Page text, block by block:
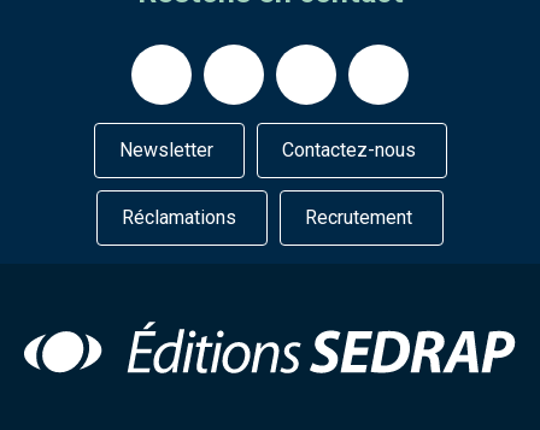
Newsletter Contactez-nous
Réclamations Recrutement